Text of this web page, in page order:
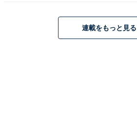
本を使うこともあ
の話には、会場からは笑いが。練習
連載をもっと見る